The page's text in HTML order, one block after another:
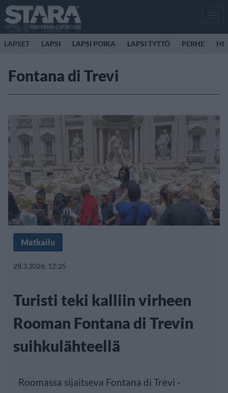
LAPSET LAPSI LAPSI POIKA LAPSI TYTTÖ PERHE
Fontana di Trevi
Matkailu
28.3.2026, 12:25
Turisti teki kalliin virheen
Rooman Fontana di Trevin
suihkulähteellä
Roomassa sijaitseva Fontana di Trevi -